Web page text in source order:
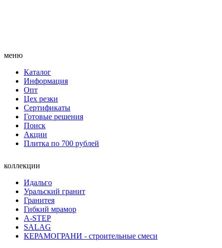
меню
Каталог
Информация
Опт
Цех резки
Сертификаты
Готовые решения
Поиск
Акции
Плитка по 700 рублей
коллекции
Идальго
Уральский гранит
Гранитея
Гибкий мрамор
A-STEP
SALAG
КЕРАМОГРАНИ - строительные смеси